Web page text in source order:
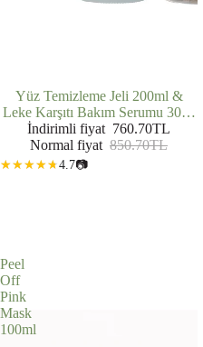
İNDIRIMDE
Yüz Temizleme Jeli 200ml &
Leke Karşıtı Bakım Serumu 30ml
& C Vitamini Serumu 30ml 3'lü
Set
İndirimli fiyat 760.70TL
Normal fiyat 850.70TL
4.7📷
Peel
Off
Pink
Mask
100ml